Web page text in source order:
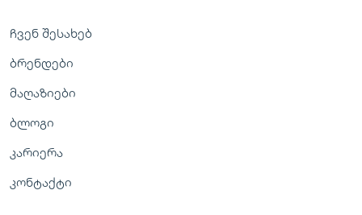
ჩვენ შესახებ
ბრენდები
მაღაზიები
ბლოგი
კარიერა
კონტაქტი